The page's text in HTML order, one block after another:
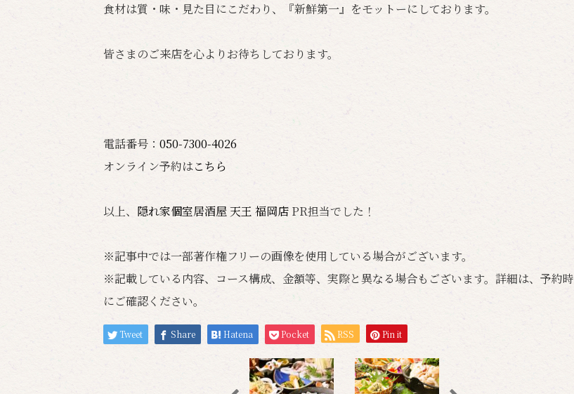
食材は質・味・見た目にこだわり、『新鮮第一』をモットーにしております。
皆さまのご来店を心よりお待ちしております。
電話番号： 050-7300-4026
オンライン予約はこちら
以上、 隠れ家個室居酒屋 天王 福岡店 PR担当でした！
※記事中では一部著作権フリーの画像を使用している場合がございます。
※記載している内容、コース構成、金額等、実際と異なる場合もございます。詳細は、予約時
にご確認ください。
Tweet Share Hatena Pocket RSS Pin it